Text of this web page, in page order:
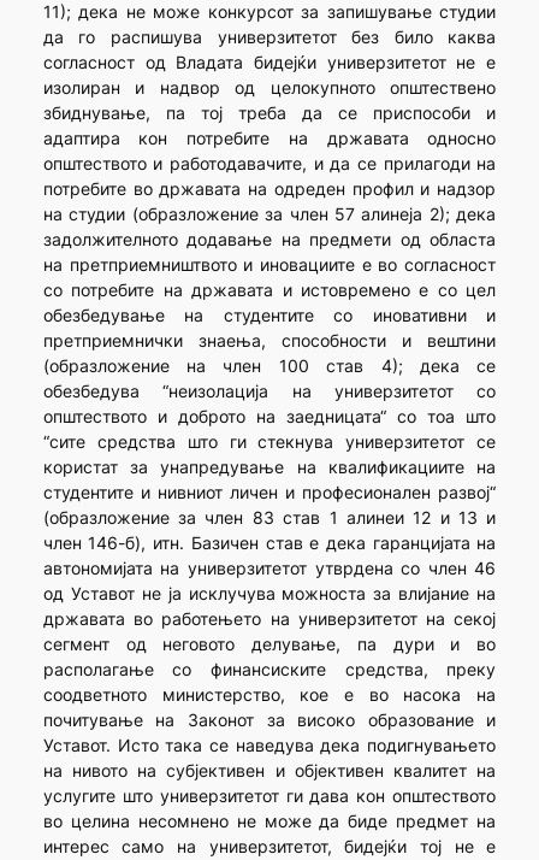
11); дека не може конкурсот за запишување студии
да го распишува универзитетот без било каква
согласност од Владата бидејќи универзитетот не е
изолиран и надвор од целокупното општествено
збиднување, па тој треба да се приспособи и
адаптира кон потребите на државата односно
општеството и работодавачите, и да се прилагоди на
потребите во државата на одреден профил и надзор
на студии (образложение за член 57 алинеја 2); дека
задолжителното додавање на предмети од областа
на претприемништвото и иновациите е во согласност
со потребите на државата и истовремено е со цел
обезбедување на студентите со иновативни и
претприемнички знаења, способности и вештини
(образложение на член 100 став 4); дека се
обезбедува “неизолација на универзитетот со
општеството и доброто на заедницата“ со тоа што
“сите средства што ги стекнува универзитетот се
користат за унапредување на квалификациите на
студентите и нивниот личен и професионален развој“
(образложение за член 83 став 1 алинеи 12 и 13 и
член 146-б), итн. Базичен став е дека гаранцијата на
автономијата на универзитетот утврдена со член 46
од Уставот не ја исклучува можноста за влијание на
државата во работењето на универзитетот на секој
сегмент од неговото делување, па дури и во
располагање со финансиските средства, преку
соодветното министерство, кое е во насока на
почитување на Законот за високо образование и
Уставот. Исто така се наведува дека подигнувањето
на нивото на субјективен и објективен квалитет на
услугите што универзитетот ги дава кон општеството
во целина несомнено не може да биде предмет на
интерес само на универзитетот, бидејќи тој не е